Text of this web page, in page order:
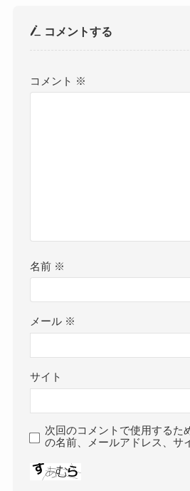
コメントする
コメント ※
名前 ※
メール ※
サイト
次回のコメントで使用するた
の名前、メールアドレス、サ